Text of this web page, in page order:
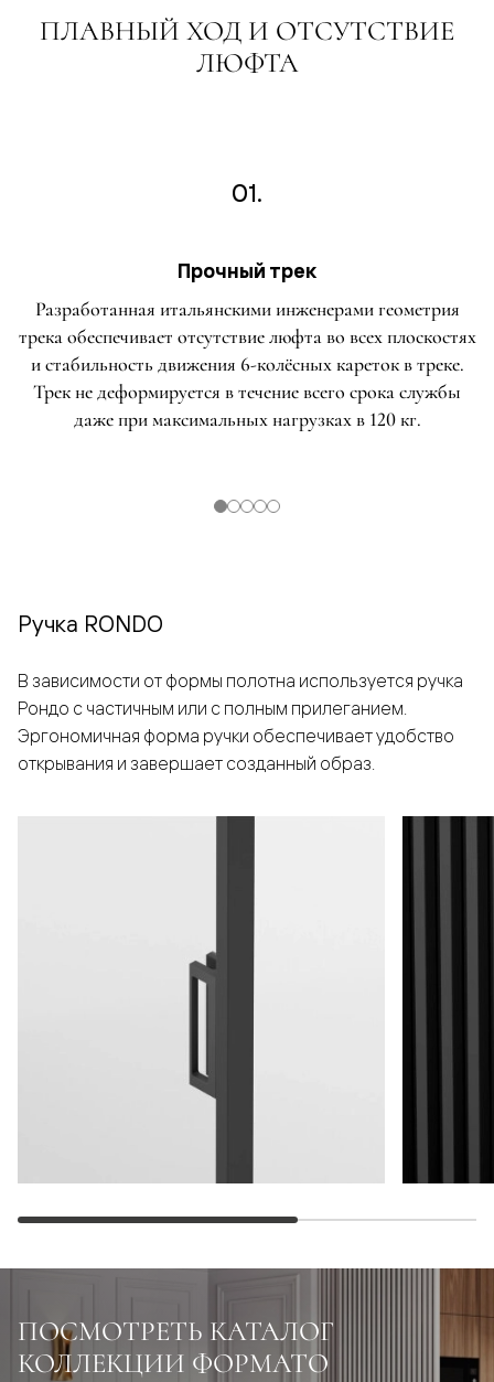
ПЛАВНЫЙ ХОД И ОТСУТСТВИЕ
ЛЮФТА
01.
Прочный трек
Разработанная итальянскими инженерами геометрия
трека обеспечивает отсутствие люфта во всех плоскостях
и стабильность движения 6-колёсных кареток в треке.
Трек не деформируется в течение всего срока службы
даже при максимальных нагрузках в 120 кг.
Ручка RONDO
В зависимости от формы полотна используется ручка
Рондо с частичным или с полным прилеганием.
Эргономичная форма ручки обеспечивает удобство
открывания и завершает созданный образ.
ПОСМОТРЕТЬ КАТАЛОГ
КОЛЛЕКЦИИ ФОРМАТО